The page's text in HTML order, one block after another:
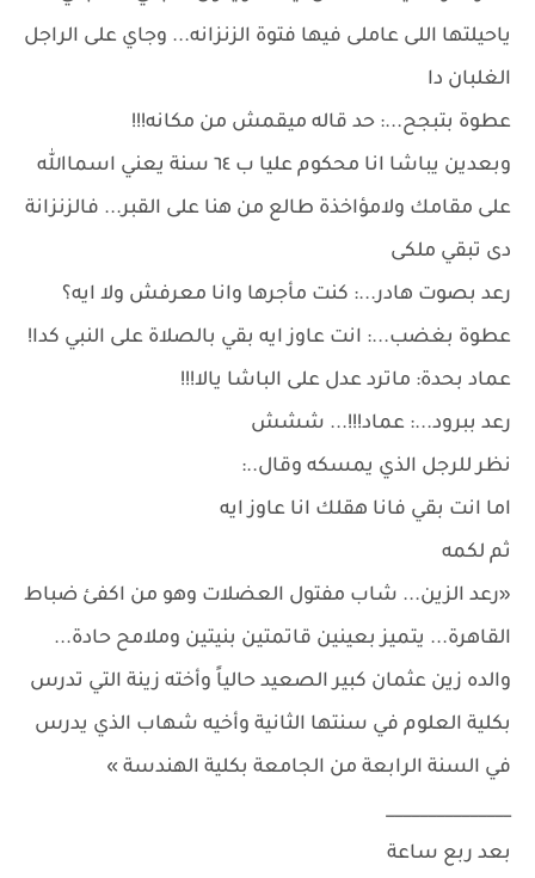
ياحيلتها اللى عاملى فيها فتوة الزنزانه... وجاي على الراجل
الغلبان دا
عطوة بتبجح...: حد قاله ميقمش من مكانه!!!
وبعدين يباشا انا محكوم عليا ب ٦٤ سنة يعني اسماالله
على مقامك ولامؤاخذة طالع من هنا على القبر... فالزنزانة
دى تبقي ملكى
رعد بصوت هادر...: كنت مأجرها وانا معرفش ولا ايه؟
عطوة بغضب...: انت عاوز ايه بقي بالصلاة على النبي كدا!
عماد بحدة: ماترد عدل على الباشا يالا!!!
رعد ببرود...: عماد!!!... ششش
نظر للرجل الذي يمسكه وقال..:
اما انت بقي فانا هقلك انا عاوز ايه
ثم لكمه
«رعد الزين... شاب مفتول العضلات وهو من اكفئ ضباط
القاهرة... يتميز بعينين قاتمتين بنيتين وملامح حادة...
والده زين عثمان كبير الصعيد حالياً وأخته زينة التي تدرس
بكلية العلوم في سنتها الثانية وأخيه شهاب الذي يدرس
في السنة الرابعة من الجامعة بكلية الهندسة »
_______________
بعد ربع ساعة